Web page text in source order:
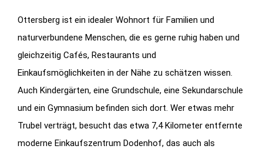
Ottersberg ist ein idealer Wohnort für Familien und
naturverbundene Menschen, die es gerne ruhig haben und
gleichzeitig Cafés, Restaurants und
Einkaufsmöglichkeiten in der Nähe zu schätzen wissen.
Auch Kindergärten, eine Grundschule, eine Sekundarschule
und ein Gymnasium befinden sich dort. Wer etwas mehr
Trubel verträgt, besucht das etwa 7,4 Kilometer entfernte
moderne Einkaufszentrum Dodenhof, das auch als